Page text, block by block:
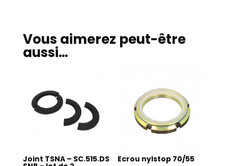
Vous aimerez peut-être
aussi…
Joint TSNA – SC.515.DS Ecrou nylstop 70/55